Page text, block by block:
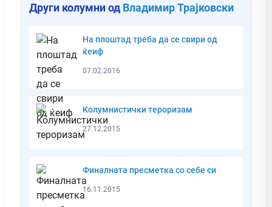
Други колумни од Владимир Трајковски
На плоштад треба да се свири од
ќеиф
07.02.2016
Колумнистички тероризам
27.12.2015
Финалната пресметка со себе си
16.11.2015